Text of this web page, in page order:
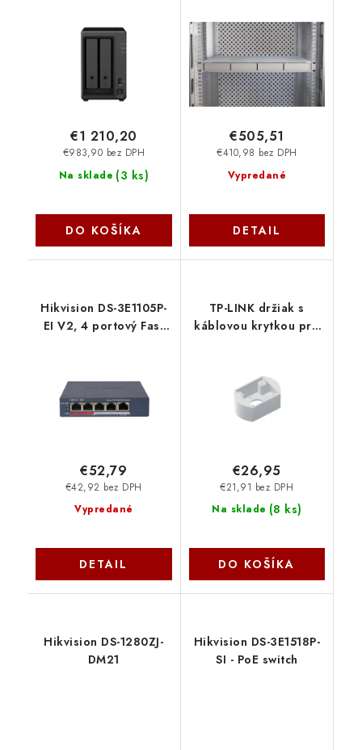
Na sklade (3 ks)
€983,90 bez DPH
€1 210,20
DO KOŠÍKA
Vypredané
€410,98 bez DPH
€505,51
DETAIL
Hikvision DS-3E1105P-
EI V2, 4 portový Fast
Vypredané
€42,92 bez DPH
€52,79
DETAIL
TP-LINK držiak s
káblovou krytkou pre
biely D-VIGIC540V-C
OEM
Na sklade (8 ks)
€21,91 bez DPH
€26,95
DO KOŠÍKA
Hikvision DS-1280ZJ-
DM21
Hikvision DS-3E1518P-
SI - PoE switch